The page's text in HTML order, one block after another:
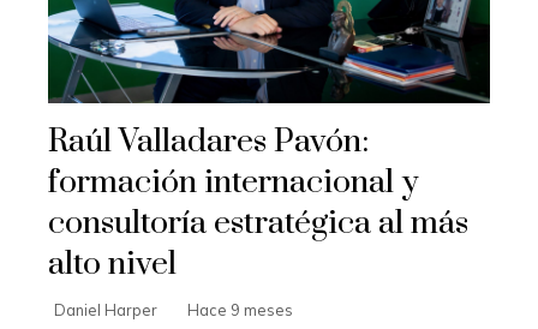
Raúl Valladares Pavón:
formación internacional y
consultoría estratégica al más
alto nivel
Daniel Harper Hace 9 meses